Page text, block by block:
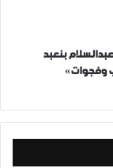
بنعبد
وفجوات»